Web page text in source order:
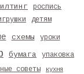
роспись
детям
схемы уроки
бумага упаковка
советы кухня